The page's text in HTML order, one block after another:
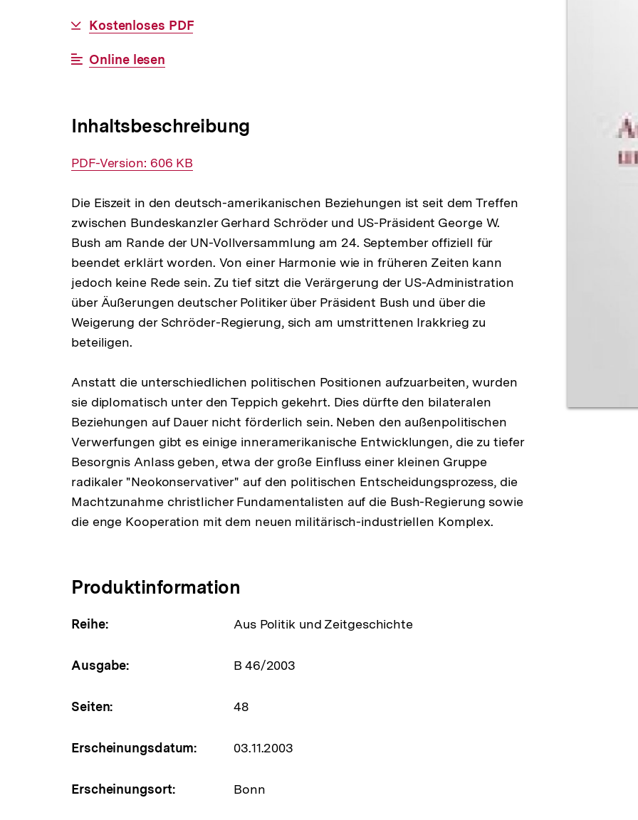
Download-
Kostenloses PDF
Interner
Online lesen
Inhaltsbeschreibung
Interner
PDF-Version: 606 KB
Die Eiszeit in den deutsch-amerikanischen Beziehungen ist seit dem Treffen
zwischen Bundeskanzler Gerhard Schröder und US-Präsident George W.
Bush am Rande der UN-Vollversammlung am 24. September offiziell für
beendet erklärt worden. Von einer Harmonie wie in früheren Zeiten kann
jedoch keine Rede sein. Zu tief sitzt die Verärgerung der US-Administration
über Äußerungen deutscher Politiker über Präsident Bush und über die
Weigerung der Schröder-Regierung, sich am umstrittenen Irakkrieg zu
beteiligen.
Anstatt die unterschiedlichen politischen Positionen aufzuarbeiten, wurden
sie diplomatisch unter den Teppich gekehrt. Dies dürfte den bilateralen
Beziehungen auf Dauer nicht förderlich sein. Neben den außenpolitischen
Verwerfungen gibt es einige inneramerikanische Entwicklungen, die zu tiefer
Besorgnis Anlass geben, etwa der große Einfluss einer kleinen Gruppe
radikaler "Neokonservativer" auf den politischen Entscheidungsprozess, die
Machtzunahme christlicher Fundamentalisten auf die Bush-Regierung sowie
die enge Kooperation mit dem neuen militärisch-industriellen Komplex.
Produktinformation
Reihe: Aus Politik und Zeitgeschichte
Ausgabe: B 46/2003
Seiten: 48
Erscheinungsdatum: 03.11.2003
Erscheinungsort: Bonn